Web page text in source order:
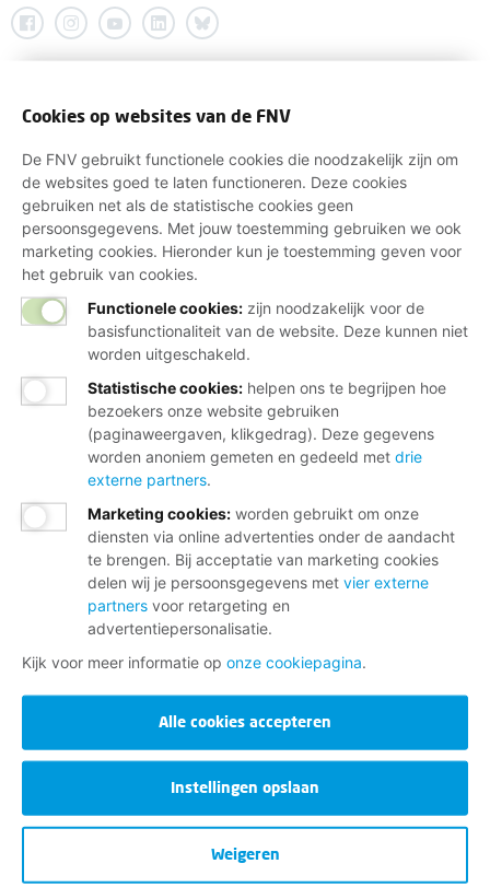
Cookies op websites van de FNV
De FNV gebruikt functionele cookies die noodzakelijk zijn om
de websites goed te laten functioneren. Deze cookies
gebruiken net als de statistische cookies geen
persoonsgegevens. Met jouw toestemming gebruiken we ook
marketing cookies. Hieronder kun je toestemming geven voor
het gebruik van cookies.
Functionele cookies: zijn noodzakelijk voor de
basisfunctionaliteit van de website. Deze kunnen niet
worden uitgeschakeld.
Statistische cookies: helpen ons te begrijpen hoe
bezoekers onze website gebruiken
(paginaweergaven, klikgedrag). Deze gegevens
worden anoniem gemeten en gedeeld met drie
externe partners.
Marketing cookies: worden gebruikt om onze
diensten via online advertenties onder de aandacht
te brengen. Bij acceptatie van marketing cookies
delen wij je persoonsgegevens met vier externe
partners voor retargeting en
advertentiepersonalisatie.
Kijk voor meer informatie op onze cookiepagina.
Alle cookies accepteren
Instellingen opslaan
Weigeren